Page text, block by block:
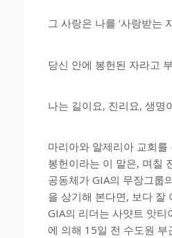
그 사랑은 나를 ‘사랑받는
당신 안에 봉헌된 자라고
나는 길이요, 진리요, 생명
마리아와 알제리아 교회를
봉헌이라는 이 말은, 며칠
공동체가 GIA의 무장그룹
을 상기해 본다면, 보다 잘
GIA의 리더는 사얏트 앗티
에 의해 15일 전 수도원